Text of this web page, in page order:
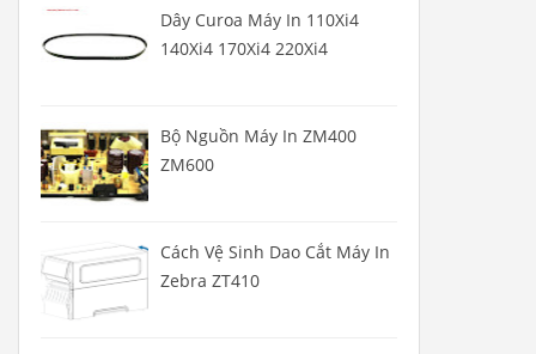
Dây Curoa Máy In 110Xi4
140Xi4 170Xi4 220Xi4
Bộ Nguồn Máy In ZM400
ZM600
Cách Vệ Sinh Dao Cắt Máy In
Zebra ZT410